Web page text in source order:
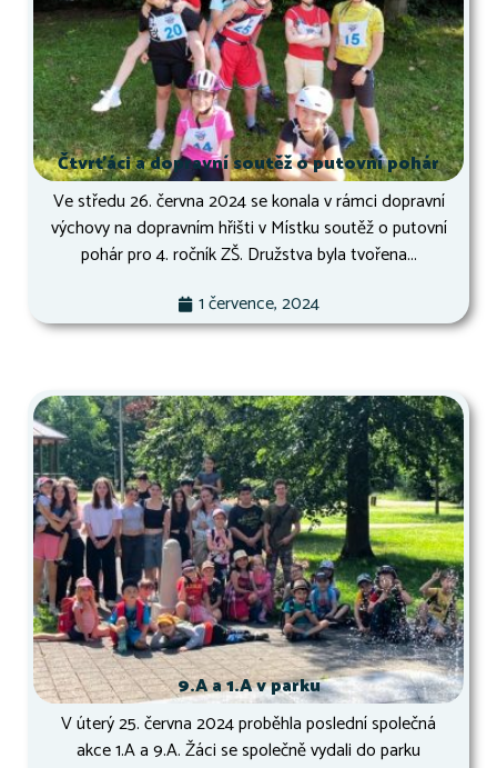
Čtvrťáci a dopravní soutěž o putovní pohár
Ve středu 26. června 2024 se konala v rámci dopravní
výchovy na dopravním hřišti v Místku soutěž o putovní
pohár pro 4. ročník ZŠ. Družstva byla tvořena...
1 července, 2024
9.A a 1.A v parku
V úterý 25. června 2024 proběhla poslední společná
akce 1.A a 9.A. Žáci se společně vydali do parku